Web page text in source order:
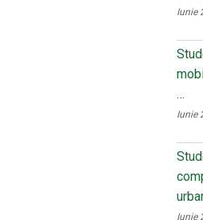
Iunie
…
Iunie
Iunie